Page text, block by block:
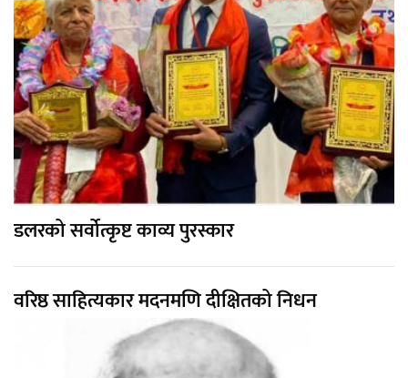
डलरको सर्वोत्कृष्ट काव्य पुरस्कार
वरिष्ठ साहित्यकार मदनमणि दीक्षितको निधन